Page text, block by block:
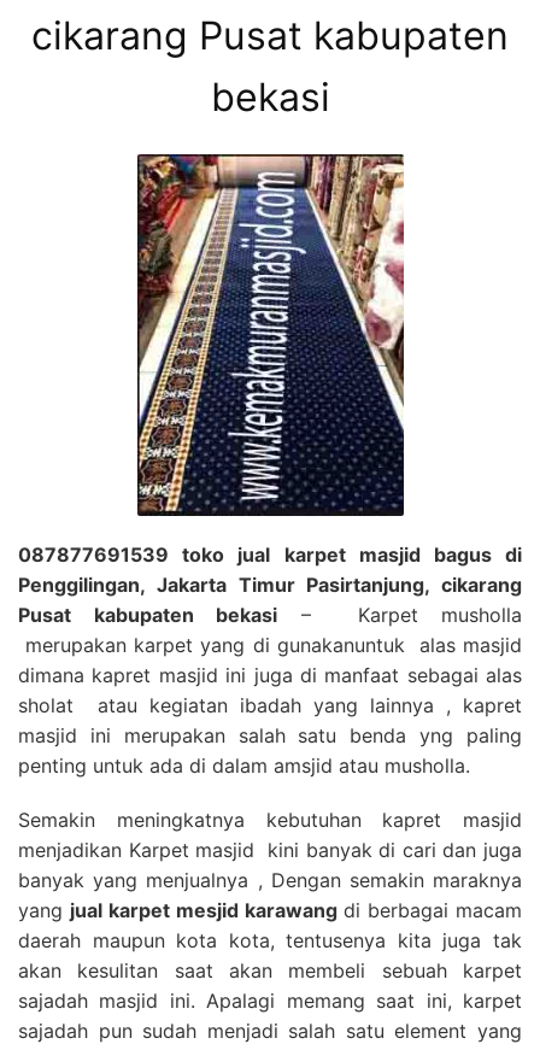
cikarang Pusat kabupaten
bekasi
087877691539 toko jual karpet masjid bagus di
Penggilingan, Jakarta Timur Pasirtanjung, cikarang
Pusat kabupaten bekasi – Karpet musholla
merupakan karpet yang di gunakanuntuk alas masjid
dimana kapret masjid ini juga di manfaat sebagai alas
sholat atau kegiatan ibadah yang lainnya , kapret
masjid ini merupakan salah satu benda yng paling
penting untuk ada di dalam amsjid atau musholla.
Semakin meningkatnya kebutuhan kapret masjid
menjadikan Karpet masjid kini banyak di cari dan juga
banyak yang menjualnya , Dengan semakin maraknya
yang jual karpet mesjid karawang di berbagai macam
daerah maupun kota kota, tentusenya kita juga tak
akan kesulitan saat akan membeli sebuah karpet
sajadah masjid ini. Apalagi memang saat ini, karpet
sajadah pun sudah menjadi salah satu element yang